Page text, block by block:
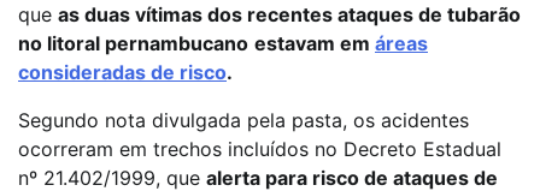
que as duas vítimas dos recentes ataques de tubarão
no litoral pernambucano estavam em áreas
consideradas de risco.
Segundo nota divulgada pela pasta, os acidentes
ocorreram em trechos incluídos no Decreto Estadual
nº 21.402/1999, que alerta para risco de ataques de